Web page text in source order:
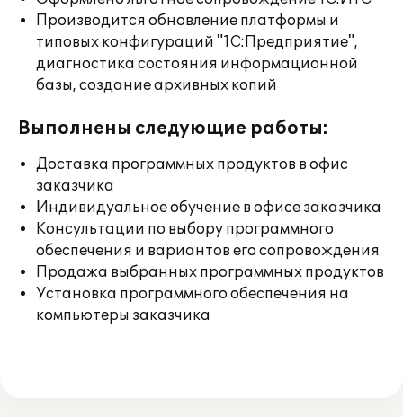
Производится обновление платформы и
типовых конфигураций "1С:Предприятие",
диагностика состояния информационной
базы, создание архивных копий
Выполнены следующие работы:
Доставка программных продуктов в офис
заказчика
Индивидуальное обучение в офисе заказчика
Консультации по выбору программного
обеспечения и вариантов его сопровождения
Продажа выбранных программных продуктов
Установка программного обеспечения на
компьютеры заказчика